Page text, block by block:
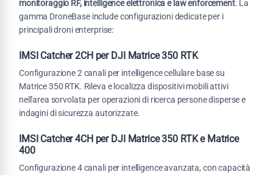
monitoraggio RF, intelligence elettronica e law enforcement. La
gamma DroneBase include configurazioni dedicate per i
principali droni enterprise:
IMSI Catcher 2CH per DJI Matrice 350 RTK
Configurazione 2 canali per intelligence cellulare base su
Matrice 350 RTK. Rileva e localizza dispositivi mobili attivi
nell'area sorvolata per operazioni di ricerca persone disperse e
indagini di sicurezza autorizzate.
IMSI Catcher 4CH per DJI Matrice 350 RTK e Matrice
400
Configurazione 4 canali per intelligence avanzata, con capacità